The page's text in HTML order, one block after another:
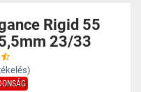
Rigid 55
23/33